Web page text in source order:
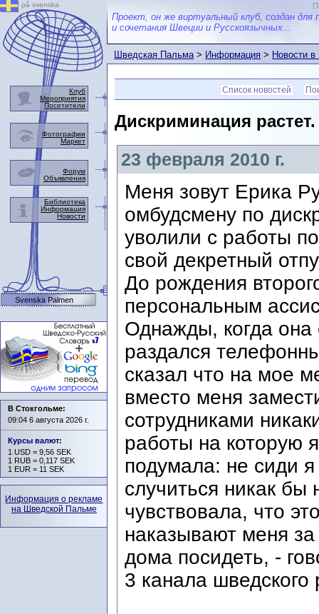
Проект, он же виртуальный клуб, создан для
и сочетания Швеции и Русскоязычных...
Шведская Пальма>Информация>Новости
Список новостей
Дискриминация растет.
23 февраля 2010 г.
Меня зовут Ерика
омбудсмену по
уволили с работы
свой декретный
До рождения
персональным
Однажды, когда
раздался
сказал что на мое
вместо меня
сотрудниками
работы на которую
подумала: не сиди
случиться никак бы
чувствовала, что
наказывают меня
дома посидеть, -
3 канала шведского
på svenska
Клуб
Мероприятия
Посетители
Фотографии
Маркет
Форум
Объявления
Библиотека
Информация
Новости
Svenska Palmen
В Стокгольме:
09:04 6 августа 2026 г.
Курсы валют:
1 USD = 9,56 SEK
1 RUB = 0,117 SEK
1 EUR = 11 SEK
Информация о рекламе
на Шведской Пальме